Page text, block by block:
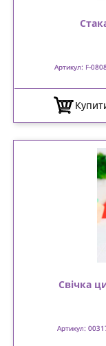
Артикул: F-
Свічка
Артикул: